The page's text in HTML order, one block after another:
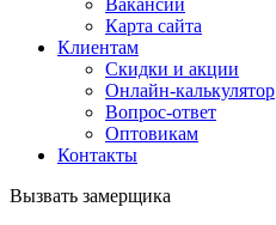
Вакансии
Карта сайта
Клиентам
Скидки и акции
Онлайн-калькулятор
Вопрос-ответ
Оптовикам
Контакты
Вызвать замерщика